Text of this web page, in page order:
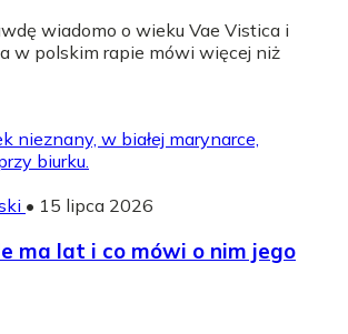
wiadomo o wieku Vae Vistica i
w polskim rapie mówi więcej niż
• 15 lipca 2026
ma lat i co mówi o nim jego